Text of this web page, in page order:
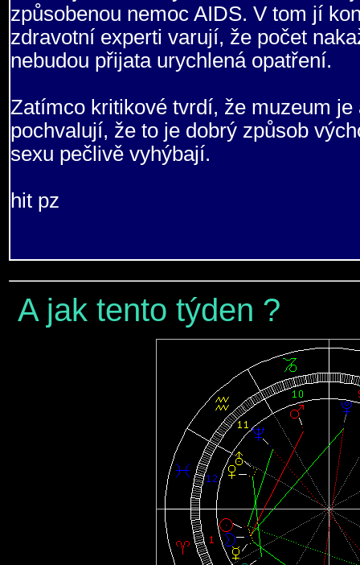
způsobenou nemoc AIDS. V tom jí
zdravotní experti varují, že počet
nebudou přijata urychlená opatření.
Zatímco kritikové tvrdí, že muzeum
pochvalují, že to je dobrý způsob
sexu pečlivě vyhýbají.
hit pz
A jak tento týden ?